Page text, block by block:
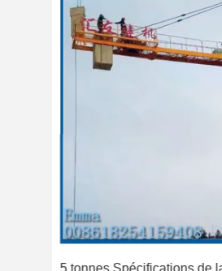
5 tonnes Spécifications de